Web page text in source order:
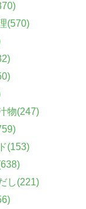
(570)
物(247)
(153)
し(221)